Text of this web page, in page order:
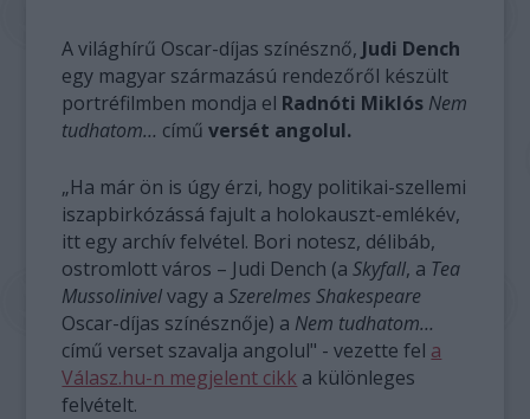
A világhírű Oscar-díjas színésznő, Judi Dench
egy magyar származású rendezőről készült
portréfilmben mondja el Radnóti Miklós Nem
tudhatom… címűversét angolul.
„Ha már ön is úgy érzi, hogy politikai-szellemi
iszapbirkózássá fajult a holokauszt-emlékév,
itt egy archív felvétel. Bori notesz, délibáb,
ostromlott város – Judi Dench (aSkyfall, a Tea
Mussolinivelvagy aSzerelmes Shakespeare
Oscar-díjas színésznője) a Nem tudhatom…
című verset szavalja angolul" - vezette fel a
Válasz.hu-n megjelent cikk a különleges
felvételt.